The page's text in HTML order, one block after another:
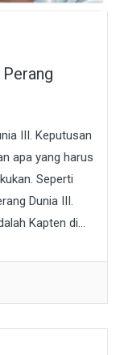
III. Keputusan
apa yang harus
Seperti
Dunia III.
Kapten di...